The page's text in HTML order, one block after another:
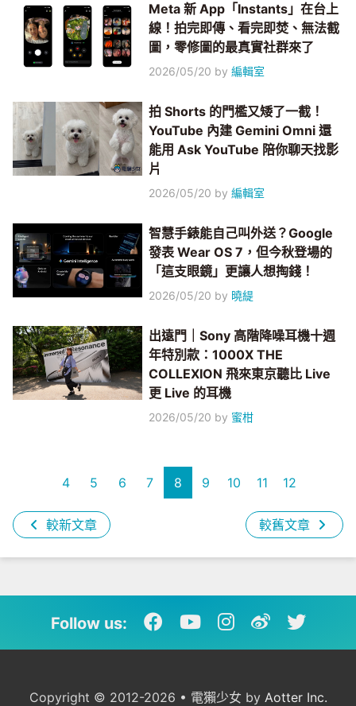
Meta 新 App「Instants」在台上
線！拍完即傳、看完即焚、無法截
圖，零修圖的最真實社群來了
2026/05/20 by編輯室
拍 Shorts 的門檻又矮了一截！
YouTube 內建 Gemini Omni 還
能用 Ask YouTube 陪你聊天找影
片
2026/05/20 by編輯室
智慧手錶能自己叫外送？Google
發表 Wear OS 7，但今秋登場的
「這支眼鏡」更讓人想掏錢！
2026/05/20 by 曉緹
出遠門｜Sony 高階降噪耳機十週
年特別款：1000X THE
COLLEXION 飛來東京聽比 Live
更 Live 的耳機
2026/05/20 by 蜜柑
較新文章
4 5 6 7 8 9 10 11 12
較舊文章
Follow us:
Copyright © 2012-2026 • 電獺少女 by Aotter Inc.